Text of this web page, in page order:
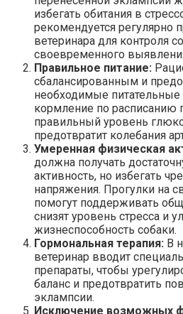
избегать обитания в
рекомендуется регулярно
ветеринара для контроля
своевременного
Правильное питание:
сбалансированным и
необходимые
кормление по расписанию
правильный уровень
предотвратит колебания
Умеренная физическая
должна получать
активность, но избегать
напряжения. Прогулки на
помогут поддерживать
снизят уровень стресса и
жизнеспособность собаки.
Гормональная терапия: В
ветеринар вводит
препараты, чтобы
баланс и предотвратить
эклампсии.
Исключение возможных